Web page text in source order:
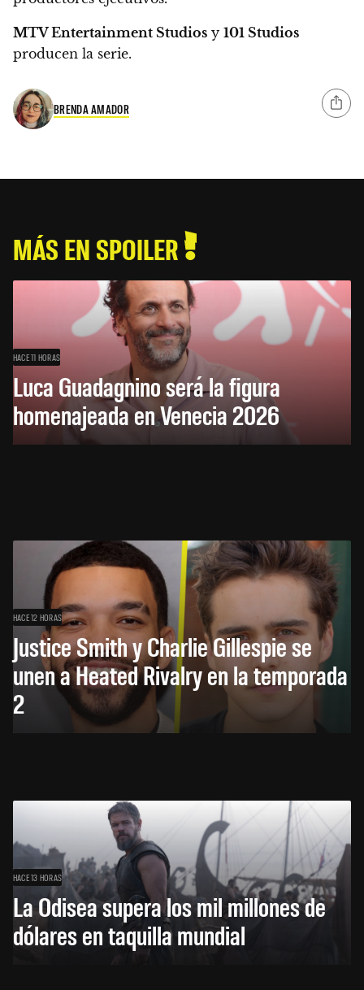
MTV Entertainment Studios y 101 Studios
producen la serie.
BRENDA AMADOR
MÁS EN SPOILER
HACE 11 HORAS
Luca Guadagnino será la figura
homenajeada en Venecia 2026
HACE 12 HORAS
Justice Smith y Charlie Gillespie se
unen a Heated Rivalry en la temporada
2
HACE 13 HORAS
La Odisea supera los mil millones de
dólares en taquilla mundial